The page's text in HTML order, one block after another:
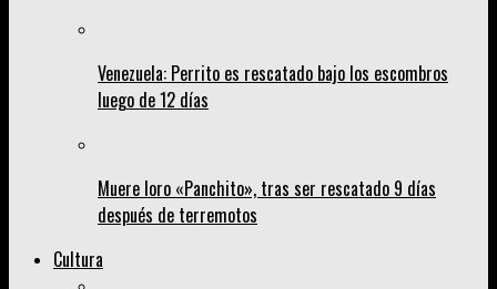
Venezuela: Perrito es rescatado bajo los escombros
luego de 12 días
Muere loro «Panchito», tras ser rescatado 9 días
después de terremotos
Cultura